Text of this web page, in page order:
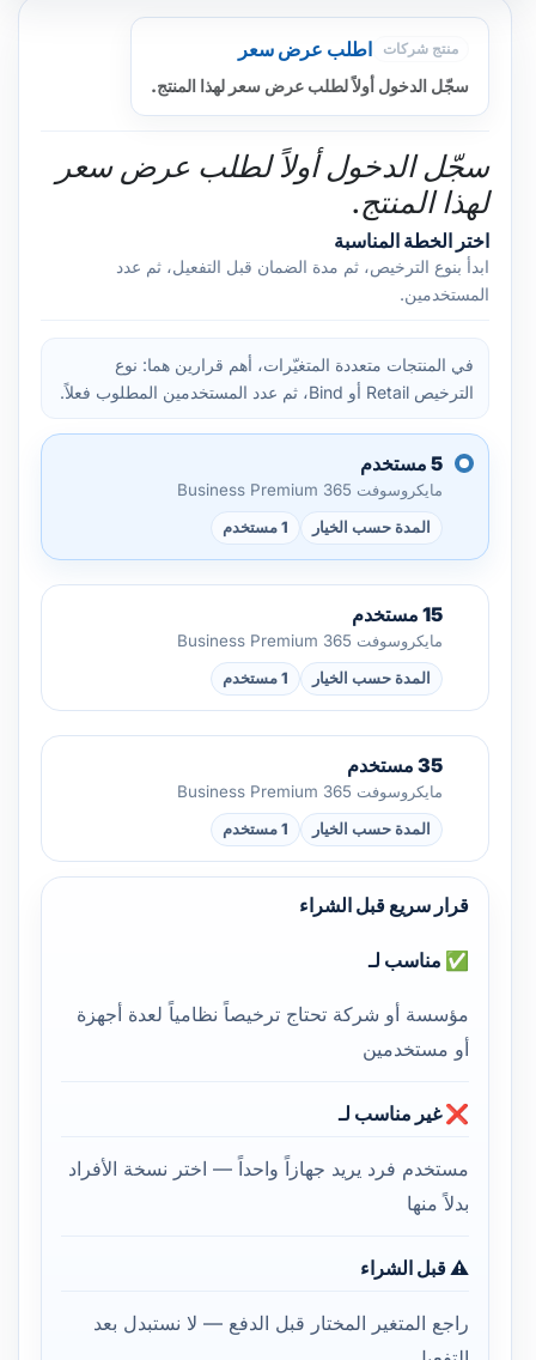
منتج شركات اطلب عرض سعر
سجّل الدخول أولاً لطلب عرض سعر لهذا المنتج.
سجّل الدخول أولاً لطلب عرض سعر
لهذا المنتج.
اختر الخطة المناسبة
ابدأ بنوع الترخيص، ثم مدة الضمان قبل التفعيل، ثم عدد
المستخدمين.
في المنتجات متعددة المتغيّرات، أهم قرارين هما: نوع
الترخيص Retail أو Bind، ثم عدد المستخدمين المطلوب فعلاً.
5 مستخدم
مايكروسوفت 365 Business Premium
المدة حسب الخيار 1 مستخدم
15 مستخدم
مايكروسوفت 365 Business Premium
المدة حسب الخيار 1 مستخدم
35 مستخدم
مايكروسوفت 365 Business Premium
المدة حسب الخيار 1 مستخدم
قرار سريع قبل الشراء
✅ مناسب لـ
مؤسسة أو شركة تحتاج ترخيصاً نظامياً لعدة أجهزة
أو مستخدمين
❌ غير مناسب لـ
مستخدم فرد يريد جهازاً واحداً — اختر نسخة الأفراد
بدلاً منها
⚠️ قبل الشراء
راجع المتغير المختار قبل الدفع — لا نستبدل بعد